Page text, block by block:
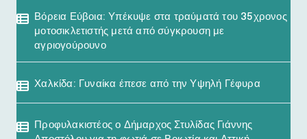
Βόρεια Εύβοια: Υπέκυψε στα τραύματά του 35χρονος
μοτοσικλετιστής μετά από σύγκρουση με
αγριογούρουνο
Χαλκίδα: Γυναίκα έπεσε από την Υψηλή Γέφυρα
Προφυλακιστέος ο Δήμαρχος Στυλίδας Γιάννης